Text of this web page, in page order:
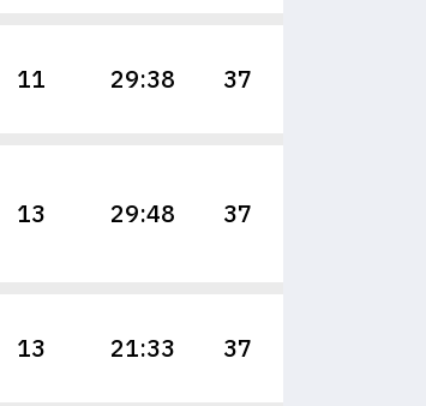
11 29:38 37
13 29:48 37
13 21:33 37